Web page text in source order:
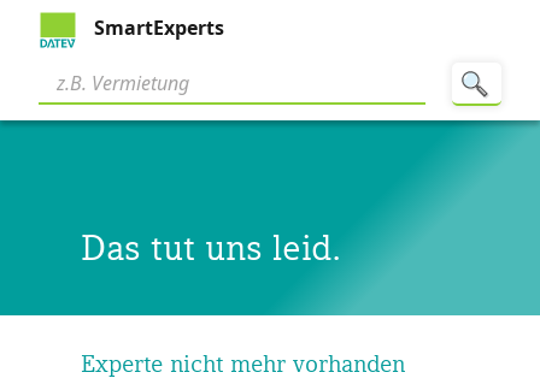
SmartExperts
Das tut uns leid.
Experte nicht mehr vorhanden